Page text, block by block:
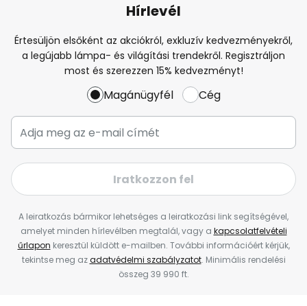
Hírlevél
Értesüljön elsőként az akciókról, exkluzív kedvezményekről,
a legújabb lámpa- és világítási trendekről. Regisztráljon
most és szerezzen 15% kedvezményt!
Magánügyfél Cég
Iratkozzon fel
A leiratkozás bármikor lehetséges a leiratkozási link segítségével,
amelyet minden hírlevélben megtalál, vagy a kapcsolatfelvételi
űrlapon keresztül küldött e-mailben. További információért kérjük,
tekintse meg azadatvédelmi szabályzatot. Minimális rendelési
összeg 39 990 ft.